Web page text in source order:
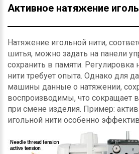
Активное натяжение
Натяжение игольной нити,
шитья, можно задать на панели
сохранить в памяти. Регулировка
нити требует опыта. Однако для
машины данные о натяжении,
воспроизводимы, что сокращает
при смене изделия. Пример:
игольной нити особенно